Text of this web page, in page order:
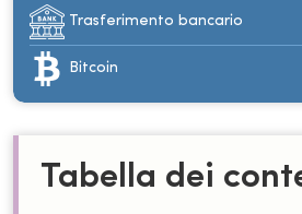
Trasferimento bancario
Bitcoin
Tabella dei